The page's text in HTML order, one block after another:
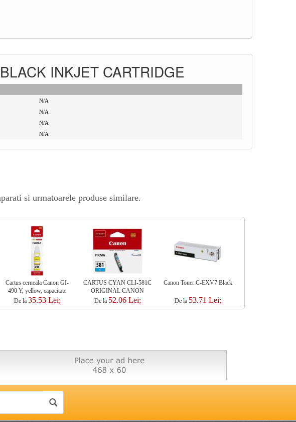
INKJET CARTRIDGE
N/A
N/A
N/A
N/A
si urmatoarele produse similare.
Cartus cerneala Canon GI-
490 Y, yellow, capacitate
70ml
De la 35.53 Lei;
CARTUS CYAN CLI-581C
ORIGINAL CANON
PIXMA TS6150
De la 52.06 Lei;
Canon Toner C-EXV7 Black
De la 53.71 Lei;